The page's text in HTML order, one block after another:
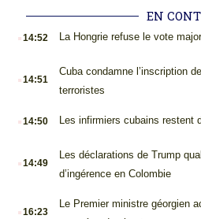
EN
.14:52 La Hongrie refuse le vote
.14:51
Cuba condamne l’inscription
terroristes
.14:50 Les infirmiers cubains restent
.14:49
Les déclarations de Trump
d’ingérence en Colombie
.16:23
Le Premier ministre géorgien